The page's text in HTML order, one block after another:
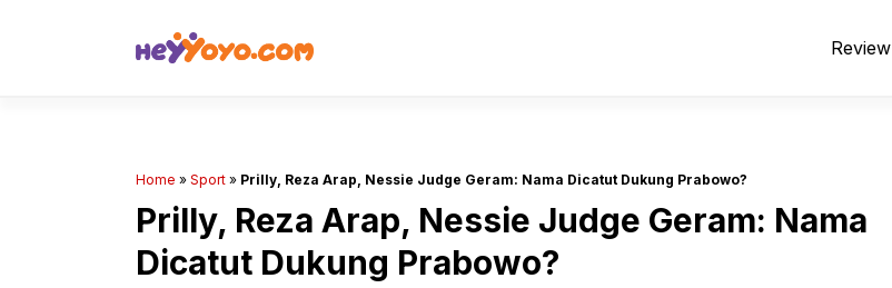
Review
Home » Sport » Prilly, Reza Arap, Nessie Judge Geram: Nama Dicatut Dukung Prabowo?
Prilly, Reza Arap, Nessie Judge Geram: Nama
Dicatut Dukung Prabowo?